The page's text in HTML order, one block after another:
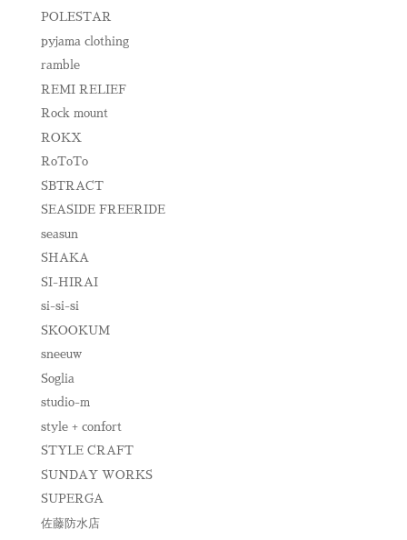
POLESTAR
pyjama clothing
ramble
REMI RELIEF
Rock mount
ROKX
RoToTo
SBTRACT
SEASIDE FREERIDE
seasun
SHAKA
SI-HIRAI
si-si-si
SKOOKUM
sneeuw
Soglia
studio-m
style + confort
STYLE CRAFT
SUNDAY WORKS
SUPERGA
佐藤防水店